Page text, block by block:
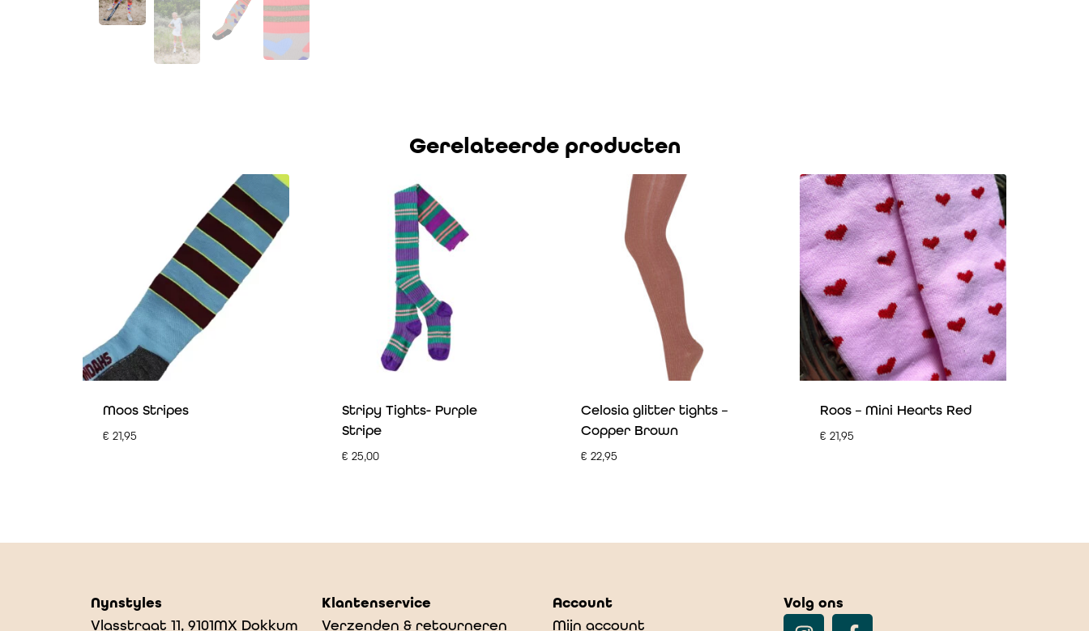
Gerelateerde producten
Moos Stripes
€ 21,95
Stripy Tights- Purple
Stripe
€ 25,00
Celosia glitter tights –
Copper Brown
€ 22,95
Roos – Mini Hearts Red
€ 21,95
Nynstyles
Vlasstraat 11, 9101MX Dokkum
Klantenservice
Verzenden & retourneren
Account
Mijn account
Volg ons